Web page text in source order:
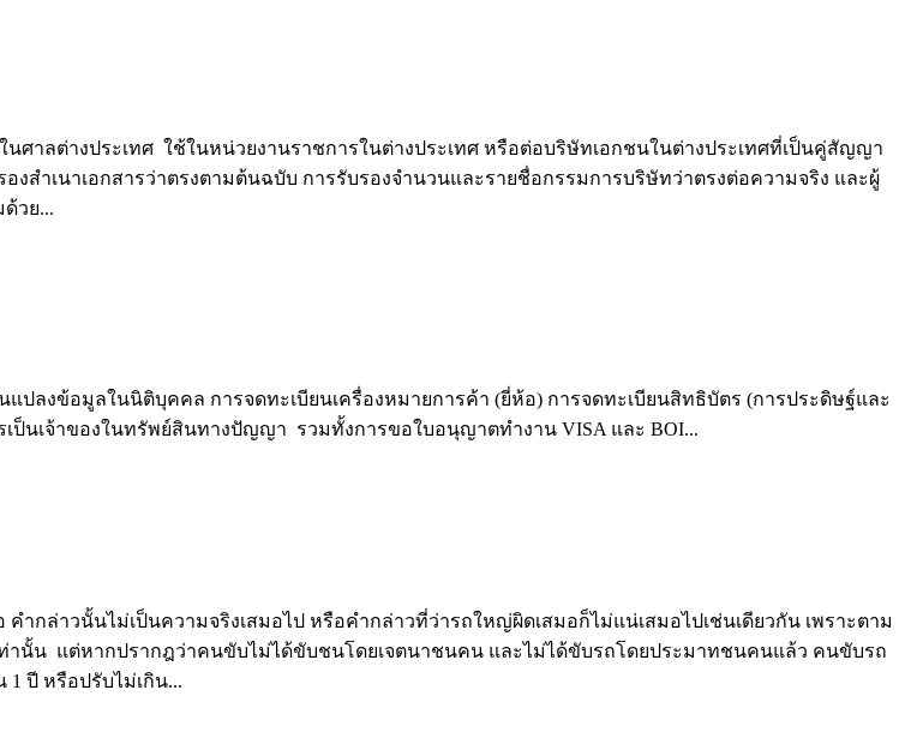
าลต่างประเทศ ใช้ในหน่วยงานราชการในต่างประเทศ หรือต่อบริษัทเอกชนในต่างประเทศที่เป็นคู่สัญญา
สำเนาเอกสารว่าตรงตามต้นฉบับ การรับรองจำนวนและรายชื่อกรรมการบริษัทว่าตรงต่อความจริง และผู้
วย...
ลงข้อมูลในนิติบุคคล การจดทะเบียนเครื่องหมายการค้า (ยี่ห้อ) การจดทะเบียนสิทธิบัตร (การประดิษฐ์และ
ป็นเจ้าของในทรัพย์สินทางปัญญา รวมทั้งการขอใบอนุญาตทำงาน VISA และ BOI...
วนั้นไม่เป็นความจริงเสมอไป หรือคำกล่าวที่ว่ารถใหญ่ผิดเสมอก็ไม่แน่เสมอไปเช่นเดียวกัน เพราะตาม
นั้น แต่หากปรากฎว่าคนขับไม่ได้ขับชนโดยเจตนาชนคน และไม่ได้ขับรถโดยประมาทชนคนแล้ว คนขับรถ
ปี หรือปรับไม่เกิน...